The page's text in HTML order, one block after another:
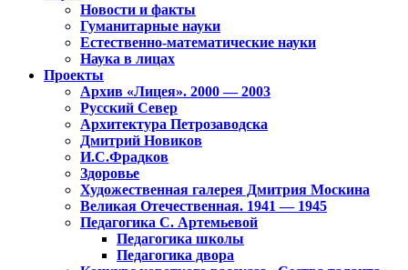
Новости и факты
Гуманитарные науки
Естественно-математические науки
Наука в лицах
Проекты
Архив «Лицея». 2000 — 2003
Русский Север
Архитектура Петрозаводска
Дмитрий Новиков
И.С.Фрадков
Здоровье
Художественная галерея Дмитрия Москина
Великая Отечественная. 1941 — 1945
Педагогика С. Артемьевой
Педагогика школы
Педагогика двора